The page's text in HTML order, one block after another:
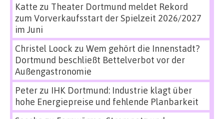
Katte zu Theater Dortmund meldet Rekord
zum Vorverkaufsstart der Spielzeit 2026/2027
im Juni
Christel Loock zu Wem gehört die Innenstadt?
Dortmund beschließt Bettelverbot vor der
Außengastronomie
Peterzu IHK Dortmund: Industrie klagt über
hohe Energiepreise und fehlende Planbarkeit